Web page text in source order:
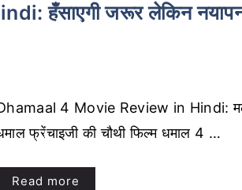
हँसाएगी जरूर लेकिन
4 Movie Review in Hindi:
फ्रेंचाइजी की चौथी फिल्म धमाल 4 …
Read more